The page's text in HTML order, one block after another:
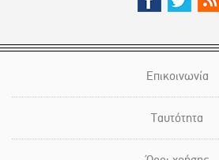
Επικοινωνία
Ταυτότητα